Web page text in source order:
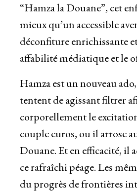
“Hamza la Douane”, cet
mieux qu’un accessible
déconfiture enrichissante
affabilité médiatique et le
Hamza est un nouveau
tentent de agissant filtrer
corporellement le
couple euros, ou il arrose
Douane. Et en efficacité, il
ce rafraîchi péage. Les
du progrès de frontières